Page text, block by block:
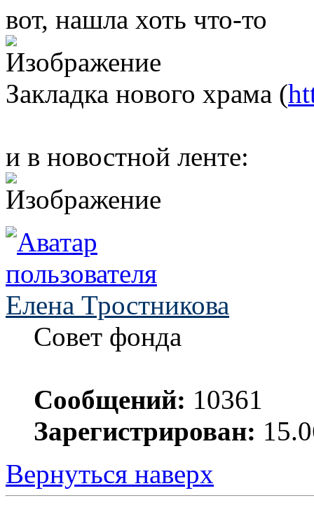
вот, нашла хоть что-то
Закладка нового храма (
и в новостной ленте:
Елена Тростникова
Совет фонда
Сообщений: 10361
Зарегистрирован:
Вернуться наверх